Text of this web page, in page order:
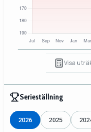
Visa
Serieställning
2026 2025